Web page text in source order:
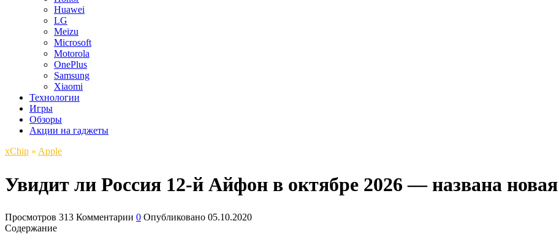
Huawei
LG
Meizu
Microsoft
Motorola
OnePlus
Samsung
Xiaomi
Технологии
Игры
Обзоры
Акции на гаджеты
xСhip » Apple
Увидит ли Россия 12-й Айфон в октябре 2026 — названа
Просмотров 313 Комментарии 0 Опубликовано 05.10.2020
Содержание